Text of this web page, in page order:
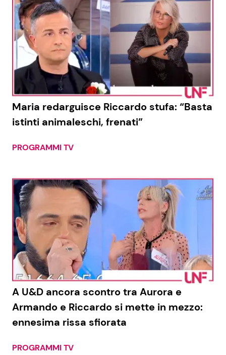
Maria redarguisce Riccardo stufa: “Basta
istinti animaleschi, frenati”
PROGRAMMI TV
A U&D ancora scontro tra Aurora e
Armando e Riccardo si mette in mezzo:
ennesima rissa sfiorata
PROGRAMMI TV